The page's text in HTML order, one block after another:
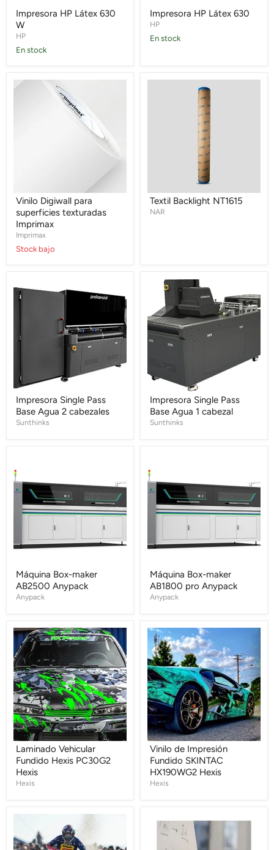
Impresora HP Látex 630
W
HP
En stock
Impresora HP Látex 630
HP
En stock
Vinilo
Vinilo Digiwall para
superficies texturadas
Imprimax
Imprimax
Stock bajo
Textil Backlight NT1615
NAR
Single
Pass
cabezales
Impresora Single Pass
Base Agua 2 cabezales
Sunthinks
Impresora
Single
Base
Agua
1
cabezal
Impresora Single Pass
Base Agua 1 cabezal
Sunthinks
maker
AB2500
Anypack
Máquina Box-maker
AB2500 Anypack
Anypack
maker
AB1800
Anypack
Máquina Box-maker
AB1800 pro Anypack
Anypack
Laminado
Vehicular
Fundido
Hexis
PC30G2
Hexis
Laminado Vehicular
Fundido Hexis PC30G2
Hexis
Hexis
Vinilo
de
Impresión
Fundido
SKINTAC
HX190WG2
Hexis
Vinilo de Impresión
Fundido SKINTAC
HX190WG2 Hexis
Hexis
HEX'TREM
XT300
Pizarra
DWP002B